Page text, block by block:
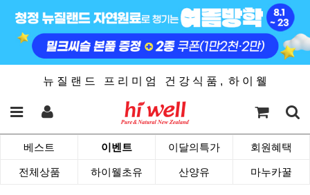
뉴 질 랜 드 프 리 미 엄 건 강 식 품 , 하 이 웰
베스트 이벤트 이달의특가 회원혜택
전체상품 하이웰초유 산양유 마누카꿀